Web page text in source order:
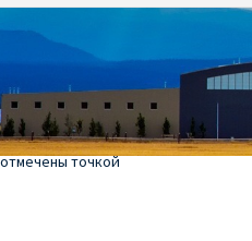
Ryanair зміниRyanair из
СтокгольмаRYANAIR ИЗ
точкой